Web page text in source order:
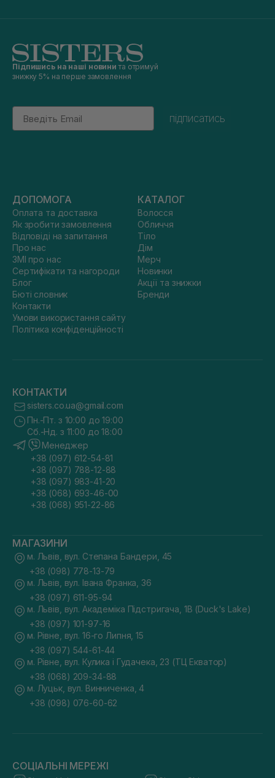
Підпишись на наші новини та отримуй
знижку 5% на перше замовлення
Email
підписатись
ДОПОМОГА
Оплата та доставка
Як зробити замовлення
Відповіді на запитання
Про нас
ЗМІ про нас
Сертифікати та нагороди
Блог
Бюті словник
Контакти
Умови використання сайту
Політика конфіденційності
КАТАЛОГ
Волосся
Обличчя
Тіло
Дім
Мерч
Новинки
Акції та знижки
Бренди
КОНТАКТИ
sisters.co.ua@gmail.com
Пн.-Пт. з 10:00 до 19:00
Сб.-Нд. з 11:00 до 18:00
Менеджер
+38 (097) 612-54-81
+38 (097) 788-12-88
+38 (097) 983-41-20
+38 (068) 693-46-00
+38 (068) 951-22-86
МАГАЗИНИ
м. Львів, вул. Степана Бандери, 45
+38 (098) 778-13-79
м. Львів, вул. Івана Франка, 36
+38 (097) 611-95-94
м. Львів, вул. Академіка Підстригача, 1В (Duck's Lake)
+38 (097) 101-97-16
м. Рівне, вул. 16-го Липня, 15
+38 (097) 544-61-44
м. Рівне, вул. Кулика і Гудачека, 23 (ТЦ Екватор)
+38 (068) 209-34-88
м. Луцьк, вул. Винниченка, 4
+38 (098) 076-60-62
СОЦІАЛЬНІ МЕРЕЖІ